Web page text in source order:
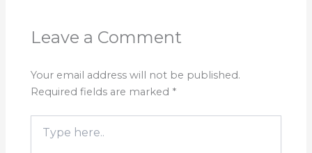
Leave a Comment
Your email address will not be published.
Required fields are marked *
here..